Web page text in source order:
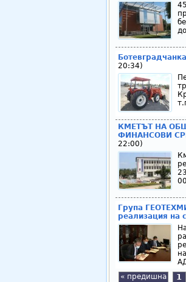
20:34)
КМЕТЪТ НА
ФИНАНСОВИ
22:00)
Група
реализация на
« предишна
1